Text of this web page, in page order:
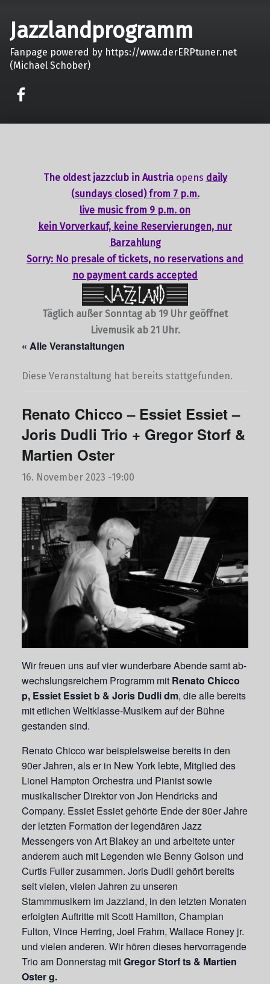
Jazzlandprogramm
Fanpage powered by https://www.derERPtuner.net
(Michael Schober)
The oldest jazzclub in Austria opens daily
(sundays closed) from 7 p.m.
live music from 9 p.m. on
kein Vorverkauf, keine Reservierungen, nur
Barzahlung
Sorry: No presale of tickets, no reservations and
no payment cards accepted
Täglich außer Sonntag ab 19 Uhr geöffnet
Livemusik ab 21 Uhr.
« Alle Veranstaltungen
Diese Veranstaltung hat bereits stattgefunden.
Renato Chicco – Essiet Essiet –
Joris Dudli Trio + Gregor Storf &
Martien Oster
16. November 2023 -19:00
Wir freuen uns auf vier wunderbare Abende samt ab-
wechslungsreichem Programm mit Renato Chicco
p, Essiet Essiet b & Joris Dudli dm, die alle bereits
mit etlichen Weltklasse-Musikern auf der Bühne
gestanden sind.
Renato Chicco war beispielsweise bereits in den
90er Jahren, als er in New York lebte, Mitglied des
Lionel Hampton Orchestra und Pianist sowie
musikalischer Direktor von Jon Hendricks and
Company. Essiet Essiet gehörte Ende der 80er Jahre
der letzten Formation der legendären Jazz
Messengers von Art Blakey an und arbeitete unter
anderem auch mit Legenden wie Benny Golson und
Curtis Fuller zusammen. Joris Dudli gehört bereits
seit vielen, vielen Jahren zu unseren
Stammmusikern im Jazzland, in den letzten Monaten
erfolgten Auftritte mit Scott Hamilton, Champian
Fulton, Vince Herring, Joel Frahm, Wallace Roney jr.
und vielen anderen. Wir hören dieses hervorragende
Trio am Donnerstag mitGregor Storf ts & Martien
Oster g.